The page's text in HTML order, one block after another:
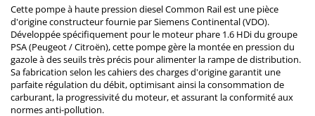
Cette pompe à haute pression diesel Common Rail est une pièce
d'origine constructeur fournie par Siemens Continental (VDO).
Développée spécifiquement pour le moteur phare 1.6 HDi du groupe
PSA (Peugeot / Citroën), cette pompe gère la montée en pression du
gazole à des seuils très précis pour alimenter la rampe de distribution.
Sa fabrication selon les cahiers des charges d'origine garantit une
parfaite régulation du débit, optimisant ainsi la consommation de
carburant, la progressivité du moteur, et assurant la conformité aux
normes anti-pollution.